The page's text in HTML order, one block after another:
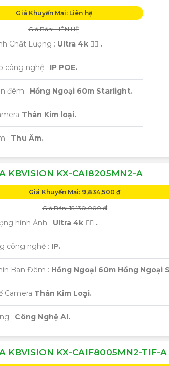
Giá Khuyến Mại: Liên hệ
Giá Bán: LIÊN HỆ
Chất Lượng : Ultra 4k 👍🏾 .
công nghệ : IP POE.
đêm : Hồng Ngoại 60m Starlight.
Thân Kim loại.
: Thu Âm.
KBVISION KX-CAI8205MN2-A
Giá Khuyến Mại: 9,834,500 ₫
Giá Bán: 15,130,000 ₫
hình Ảnh : Ultra 4k 👍🏾 .
công nghệ : IP.
Ban Đêm : Hồng Ngoại 60m Hồng Ngoại
Camera Thân Kim Loại.
: Công Nghệ AI.
KBVISION KX-CAIF8005MN2-TIF-A